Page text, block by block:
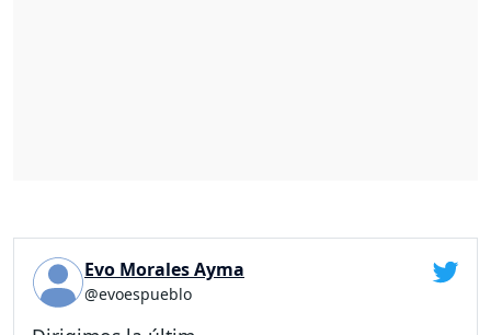
Evo Morales Ayma
@evoespueblo